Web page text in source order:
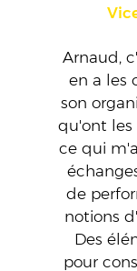
Arnaud,
en a les
son
qu'ont les
ce qui
de
notions
Des
pour